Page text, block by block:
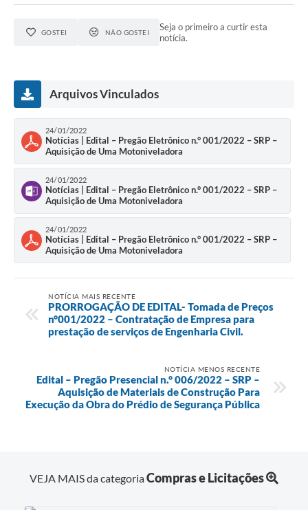
GOSTEI NÃO GOSTEI
Seja o primeiro a curtir esta
notícia.
Arquivos Vinculados
24/01/2022
Notícias | Edital – Pregão Eletrônico n.° 001/2022 – SRP –
Aquisição de Uma Motoniveladora
24/01/2022
Notícias | Edital – Pregão Eletrônico n.° 001/2022 – SRP –
Aquisição de Uma Motoniveladora
24/01/2022
Notícias | Edital – Pregão Eletrônico n.° 001/2022 – SRP –
Aquisição de Uma Motoniveladora
NOTÍCIA MAIS RECENTE
PRORROGAÇÃO DE EDITAL- Tomada de Preços
n°001/2022 – Contratação de Empresa para
prestação de serviços de Engenharia Civil.
NOTÍCIA MENOS RECENTE
Edital – Pregão Presencial n.° 006/2022 – SRP –
Aquisição de Materiais de Construção Para
Execução da Obra do Prédio de Segurança Pública
VEJA MAIS da categoriaCompras e Licitações